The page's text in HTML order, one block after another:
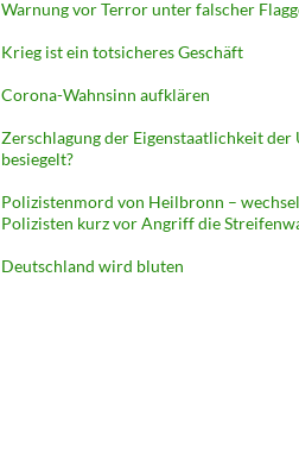
Warnung vor Terror unter falscher
Krieg ist ein totsicheres Geschäft
Corona-Wahnsinn aufklären
Zerschlagung der Eigenstaatlichkeit der
besiegelt?
Polizistenmord von Heilbronn –
Polizisten kurz vor Angriff die
Deutschland wird bluten